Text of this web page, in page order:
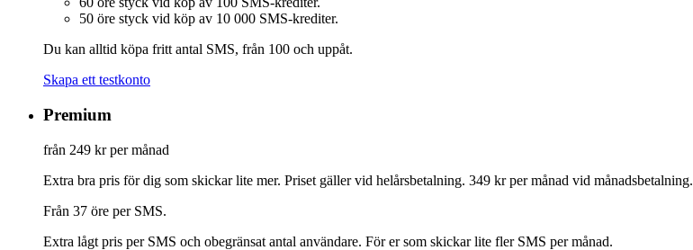
50 öre styck vid köp av 10 000 SMS-krediter.
Du kan alltid köpa fritt antal SMS, från 100 och uppåt.
Skapa ett testkonto
Premium
från 249 kr per månad
Extra bra pris för dig som skickar lite mer. Priset gäller vid helårsbetalning. 349 kr per månad vid månadsbetalning.
Från 37 öre per SMS.
Extra lågt pris per SMS och obegränsat antal användare. För er som skickar lite fler SMS per månad.